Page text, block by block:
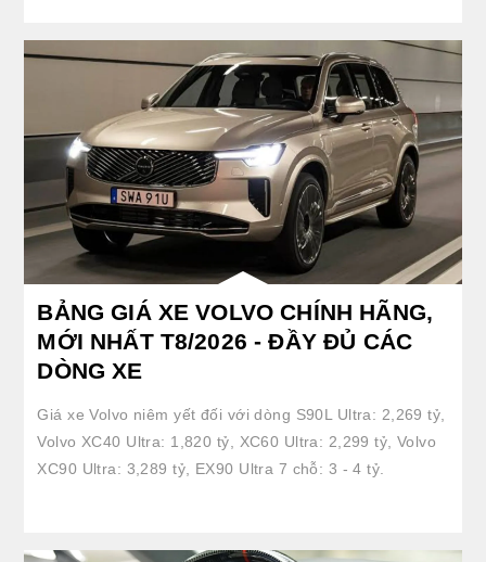
BẢNG GIÁ XE VOLVO CHÍNH HÃNG,
MỚI NHẤT T8/2026 - ĐẦY ĐỦ CÁC
DÒNG XE
Giá xe Volvo niêm yết đối với dòng S90L Ultra: 2,269 tỷ,
Volvo XC40 Ultra: 1,820 tỷ, XC60 Ultra: 2,299 tỷ, Volvo
XC90 Ultra: 3,289 tỷ, EX90 Ultra 7 chỗ: 3 - 4 tỷ.